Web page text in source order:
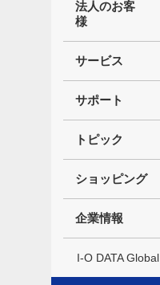
法人のお客
様
サービス
サポート
トピック
ショッピング
企業情報
I-O DATA Global